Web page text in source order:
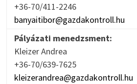
+36-70/411-2246
banyaitibor@gazdakontroll.hu
Pályázati menedzsment:
Kleizer Andrea
+36-70/639-7625
kleizerandrea@gazdakontroll.hu